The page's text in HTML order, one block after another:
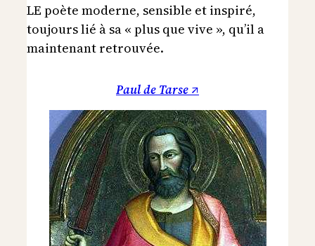
LE poète moderne, sensible et inspiré,
toujours lié à sa « plus que vive », qu’il a
maintenant retrouvée.
Paul de Tarse ↗